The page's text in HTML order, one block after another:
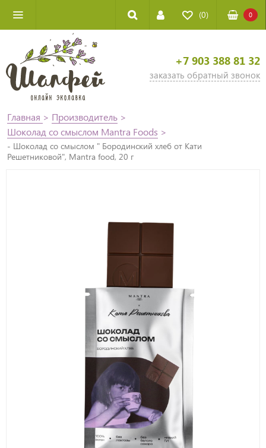
(0) 0
+7 903 388 81 32
заказать обратный звонок
Главная > Производитель >
Шоколад со смыслом Mantra Foods >
- Шоколад со смыслом " Бородинский хлеб от Кати
Решетниковой", Mantra food, 20 г